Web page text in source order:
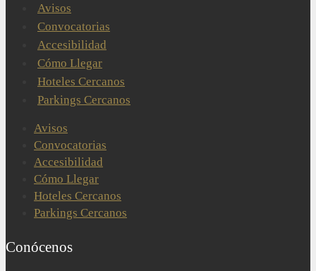
Avisos
Convocatorias
Accesibilidad
Cómo Llegar
Hoteles Cercanos
Parkings Cercanos
Avisos
Convocatorias
Accesibilidad
Cómo Llegar
Hoteles Cercanos
Parkings Cercanos
Conócenos